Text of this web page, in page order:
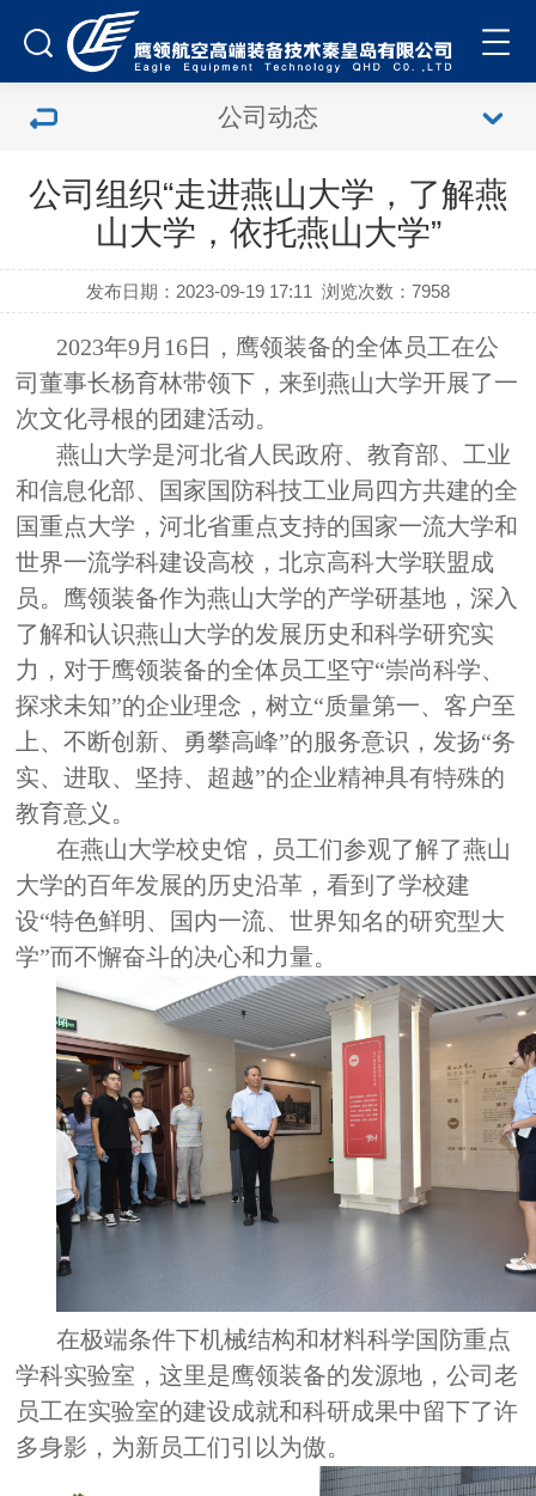
公司动态
公司组织“走进燕山大学，了解燕
山大学，依托燕山大学”
发布日期：2023-09-19 17:11 浏览次数：7958
2023年9月16日，鹰领装备的全体员工在公
司董事长杨育林带领下，来到燕山大学开展了一
次文化寻根的团建活动。
燕山大学是河北省人民政府、教育部、工业
和信息化部、国家国防科技工业局四方共建的全
国重点大学，河北省重点支持的国家一流大学和
世界一流学科建设高校，北京高科大学联盟成
员。鹰领装备作为燕山大学的产学研基地，深入
了解和认识燕山大学的发展历史和科学研究实
力，对于鹰领装备的全体员工坚守“崇尚科学、
探求未知”的企业理念，树立“质量第一、客户至
上、不断创新、勇攀高峰”的服务意识，发扬“务
实、进取、坚持、超越”的企业精神具有特殊的
教育意义。
在燕山大学校史馆，员工们参观了解了燕山
大学的百年发展的历史沿革，看到了学校建
设“特色鲜明、国内一流、世界知名的研究型大
学”而不懈奋斗的决心和力量。
在极端条件下机械结构和材料科学国防重点
学科实验室，这里是鹰领装备的发源地，公司老
员工在实验室的建设成就和科研成果中留下了许
多身影，为新员工们引以为傲。